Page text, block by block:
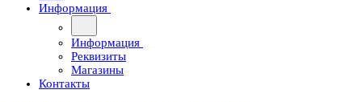
Информация
Информация
Реквизиты
Магазины
Контакты